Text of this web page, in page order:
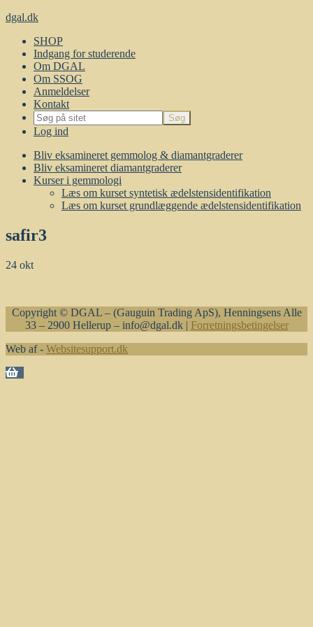
dgal.dk
SHOP
Indgang for studerende
Om DGAL
Om SSOG
Anmeldelser
Kontakt
Log ind
Bliv eksamineret gemmolog & diamantgraderer
Bliv eksamineret diamantgraderer
Kurser i gemmologi
Læs om kurset syntetisk ædelstensidentifikation
Læs om kurset grundlæggende ædelstensidentifikation
safir3
24 okt
Copyright © DGAL – (Gauguin Trading ApS), Henningsens Alle
33 – 2900 Hellerup – info@dgal.dk | Forretningsbetingelser
Web af - Websitesupport.dk